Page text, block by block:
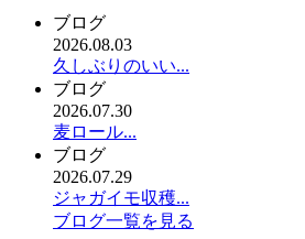
ブログ
2026.08.03
久しぶりのいい...
ブログ
2026.07.30
麦ロール...
ブログ
2026.07.29
ジャガイモ収穫...
ブログ一覧を見る